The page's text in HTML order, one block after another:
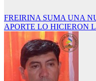
Navegación
de
entradas
FREIRINA SUMA UNA
APORTE LO HICIERON